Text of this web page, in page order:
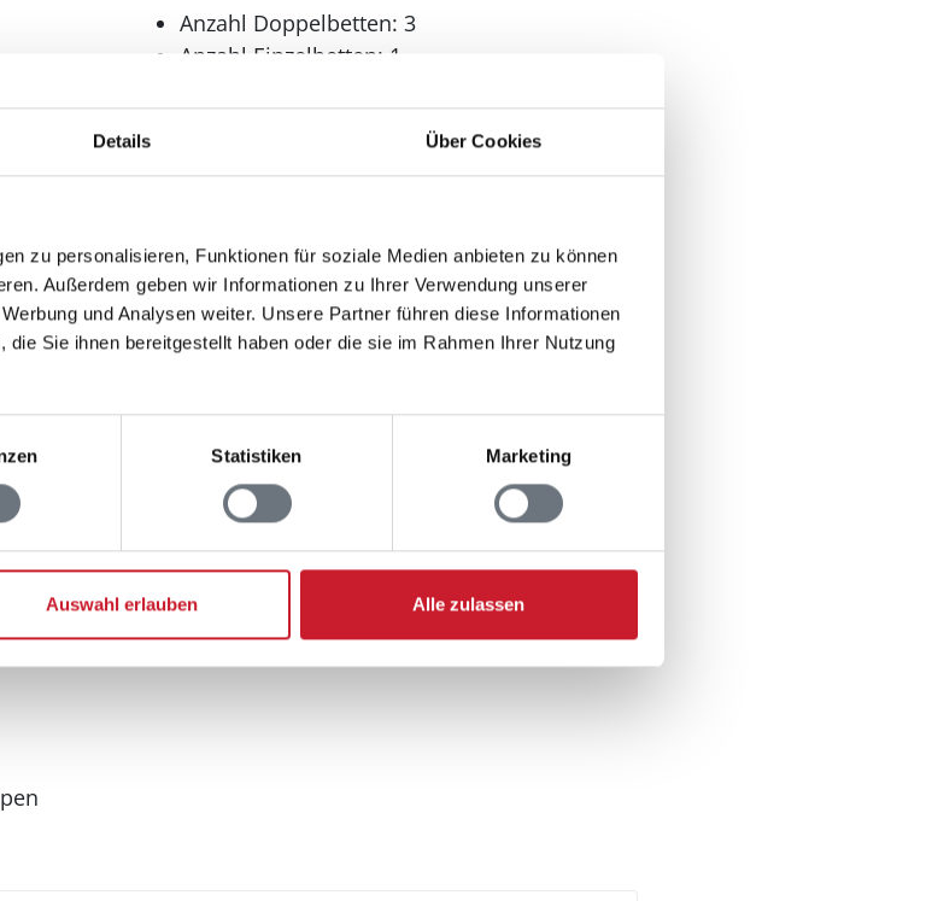
Details Über Cookies
zu personalisieren, Funktionen für soziale Medien anbieten zu können
Außerdem geben wir Informationen zu Ihrer Verwendung unserer
und Analysen weiter. Unsere Partner führen diese Informationen
Sie ihnen bereitgestellt haben oder die sie im Rahmen Ihrer Nutzung
Statistiken Marketing
Auswahl erlauben Alle zulassen
Anzahl Doppelbetten: 3
Anzahl Einzelbetten: 1
Anzahl Duschen: 1
Anzahl Toiletten: 2
Dusche
Aussenbereich
Gartenmöbel
Terrasse: 1